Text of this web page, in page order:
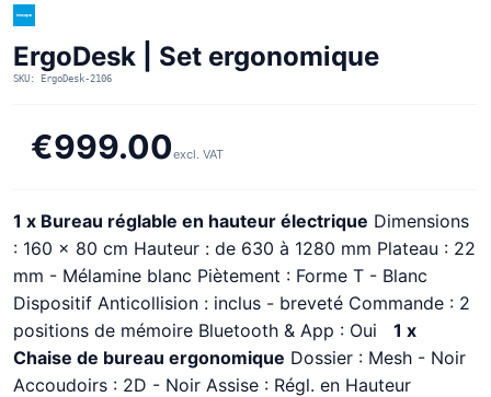
ErgoDesk | Set ergonomique
SKU: ErgoDesk-2106
€999.00excl. VAT
1 x Bureau réglable en hauteur électrique Dimensions
: 160 x 80 cm Hauteur : de 630 à 1280 mm Plateau : 22
mm - Mélamine blanc Piètement : Forme T - Blanc
Dispositif Anticollision : inclus - breveté Commande : 2
positions de mémoire Bluetooth & App : Oui 1 x
Chaise de bureau ergonomique Dossier : Mesh - Noir
Accoudoirs : 2D - Noir Assise : Régl. en Hauteur